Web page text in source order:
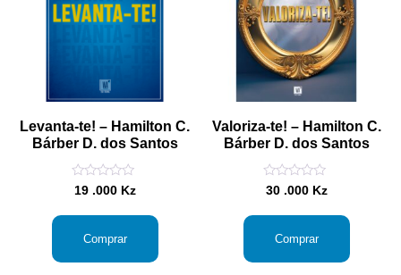
Levanta-te! – Hamilton C.
Bárber D. dos Santos
Avaliação
19 .000 Kz
Comprar
Valoriza-te! – Hamilton C.
Bárber D. dos Santos
Avaliação
30 .000 Kz
Comprar